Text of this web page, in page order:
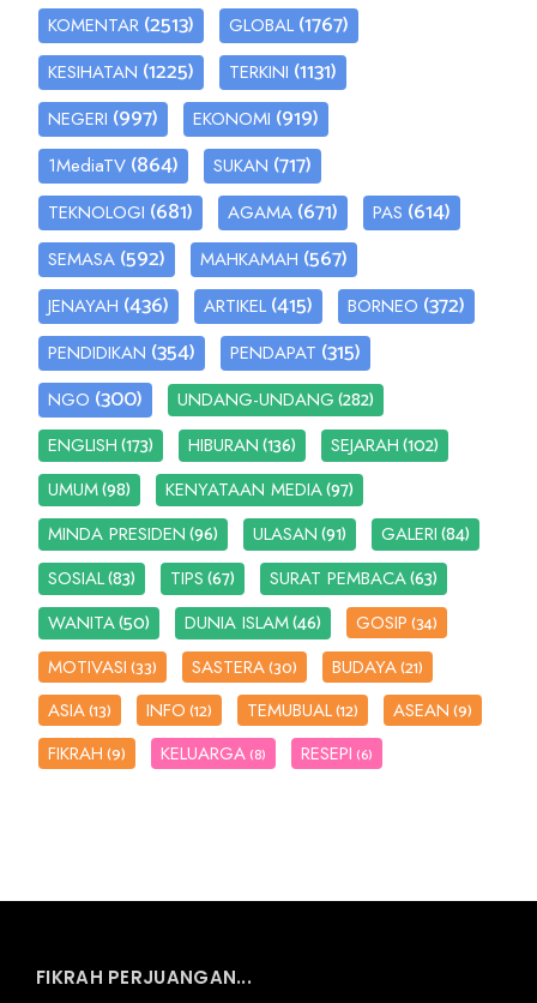
KOMENTAR (2513) GLOBAL (1767)
KESIHATAN (1225) TERKINI (1131)
NEGERI (997) EKONOMI (919)
1MediaTV (864) SUKAN (717)
TEKNOLOGI (681) AGAMA (671) PAS (614)
SEMASA (592) MAHKAMAH (567)
JENAYAH (436) ARTIKEL (415) BORNEO (372)
PENDIDIKAN (354) PENDAPAT (315)
NGO (300) UNDANG-UNDANG(282)
ENGLISH(173) HIBURAN(136) SEJARAH(102)
UMUM(98) KENYATAAN MEDIA(97)
MINDA PRESIDEN(96) ULASAN(91) GALERI(84)
SOSIAL(83) TIPS(67) SURAT PEMBACA(63)
WANITA(50) DUNIA ISLAM(46) GOSIP(34)
MOTIVASI(33) SASTERA(30) BUDAYA(21)
ASIA(13) INFO(12) TEMUBUAL(12) ASEAN(9)
FIKRAH(9) KELUARGA (8) RESEPI (6)
FIKRAH PERJUANGAN...